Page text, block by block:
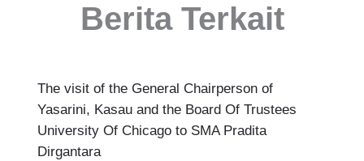
Berita Terkait
The visit of the General Chairperson of
Yasarini, Kasau and the Board Of Trustees
University Of Chicago to SMA Pradita
Dirgantara